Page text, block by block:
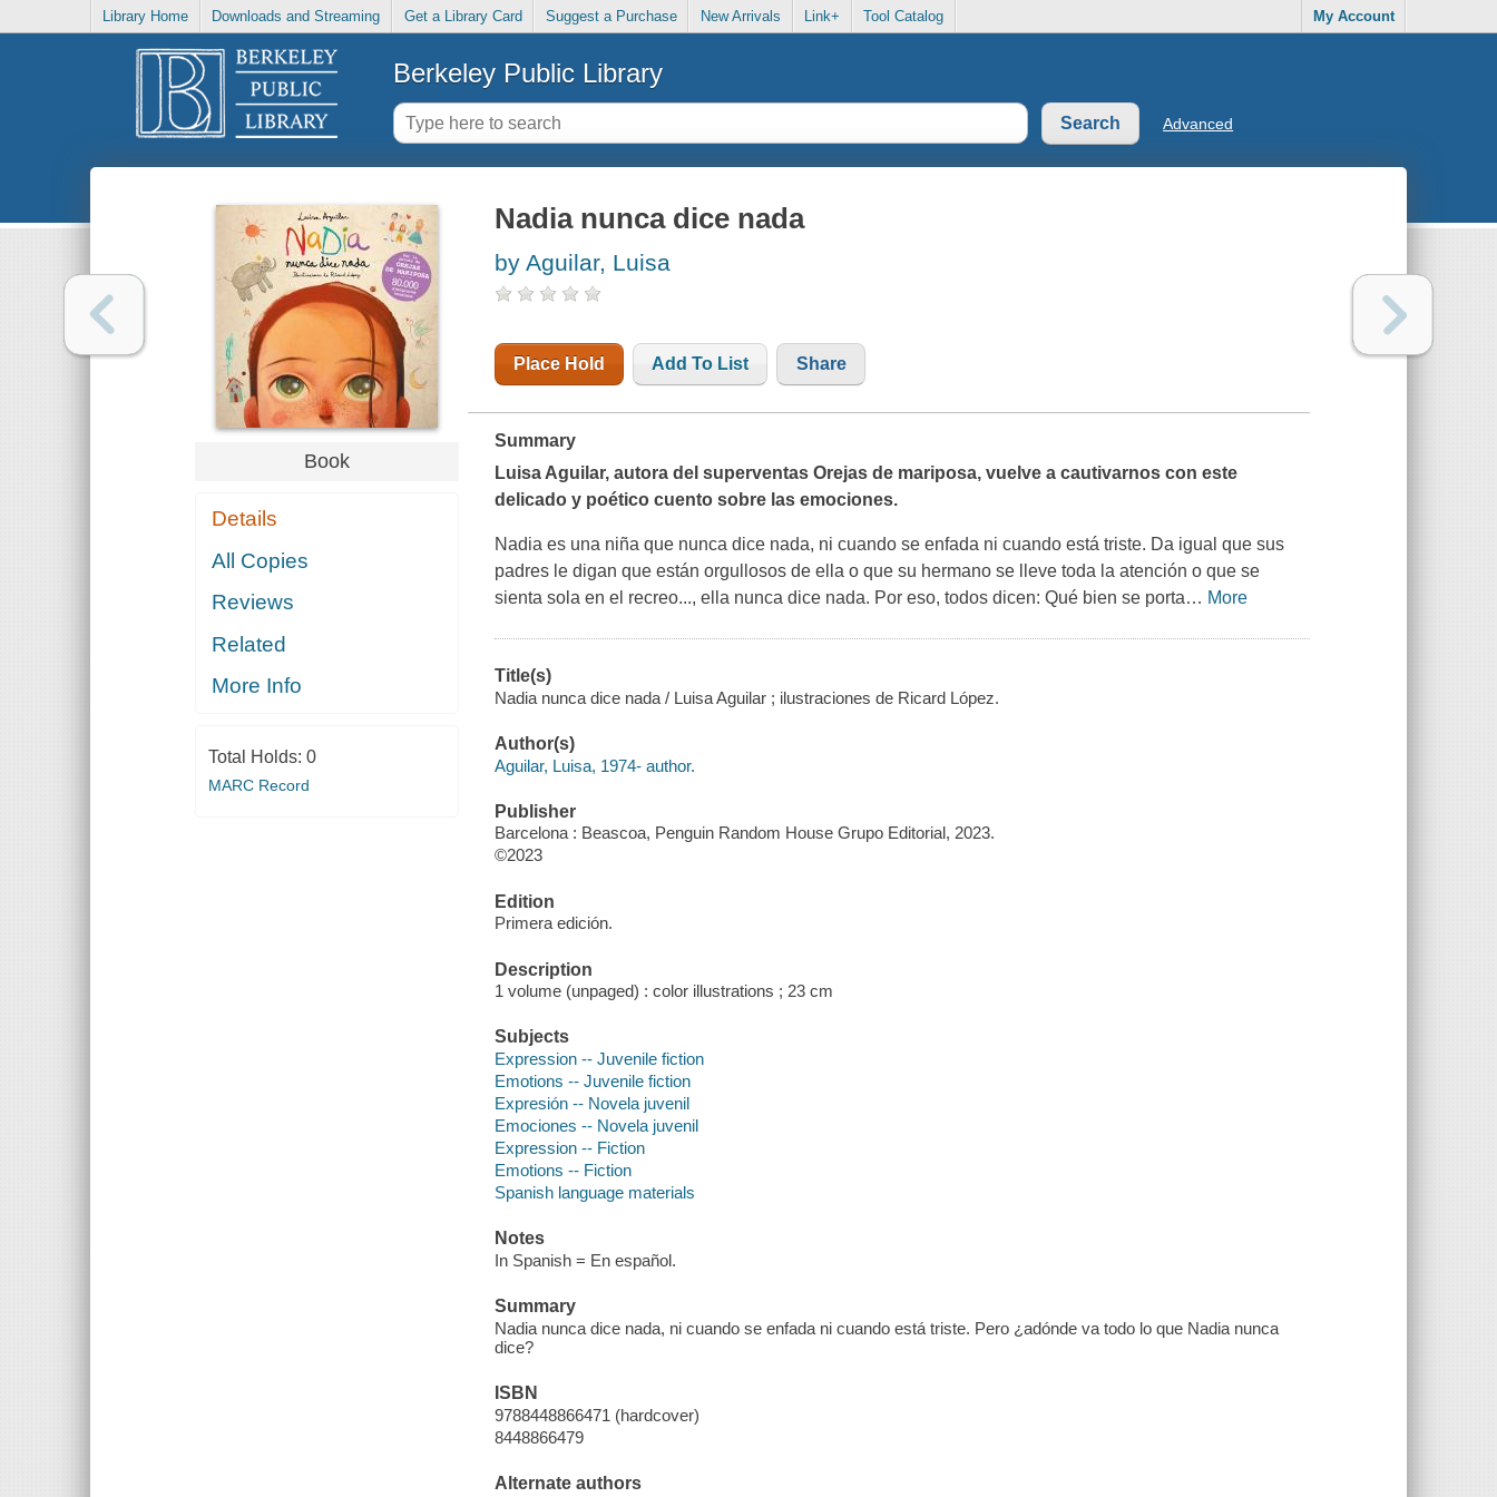
Library Home Downloads and Streaming Get a Library Card Suggest a Purchase New Arrivals Link+ Tool Catalog My Account
Berkeley Public Library
Advanced
Book
Details
All Copies
Reviews
Related
More Info
Total Holds: 0
MARC Record
Nadia nunca dice nada
by Aguilar, Luisa
Place Hold Add To List Share
Summary
Luisa Aguilar, autora del superventas Orejas de mariposa, vuelve a cautivarnos con este
delicado y poético cuento sobre las emociones.
Nadia es una niña que nunca dice nada, ni cuando se enfada ni cuando está triste. Da igual que sus
padres le digan que están orgullosos de ella o que su hermano se lleve toda la atención o que se
sienta sola en el recreo..., ella nunca dice nada. Por eso, todos dicen: Qué bien se porta… More
Title(s)
Nadia nunca dice nada / Luisa Aguilar ; ilustraciones de Ricard López.
Author(s)
Aguilar, Luisa, 1974- author.
Publisher
Barcelona : Beascoa, Penguin Random House Grupo Editorial, 2023.
©2023
Edition
Primera edición.
Description
1 volume (unpaged) : color illustrations ; 23 cm
Subjects
Expression -- Juvenile fiction
Emotions -- Juvenile fiction
Expresión -- Novela juvenil
Emociones -- Novela juvenil
Expression -- Fiction
Emotions -- Fiction
Spanish language materials
Notes
In Spanish = En español.
Summary
Nadia nunca dice nada, ni cuando se enfada ni cuando está triste. Pero ¿adónde va todo lo que Nadia nunca
dice?
ISBN
9788448866471 (hardcover)
8448866479
Alternate authors